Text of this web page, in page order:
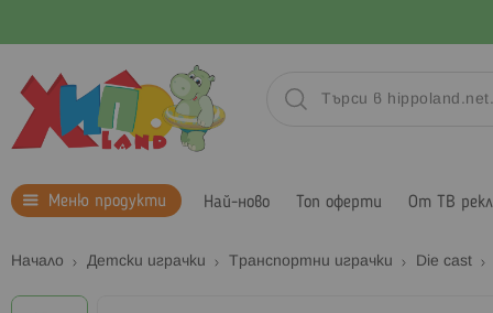
Меню продукти Най-ново Топ оферти От ТВ
Начало Детски играчки Транспортни играчки Die cast
Преминете